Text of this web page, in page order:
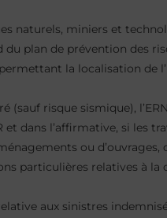
naturels, miniers et
du plan de prévention des
la localisation de
risque sismique),
dans l’affirmative, si les
ou
particulières relatives à la
aux sinistres